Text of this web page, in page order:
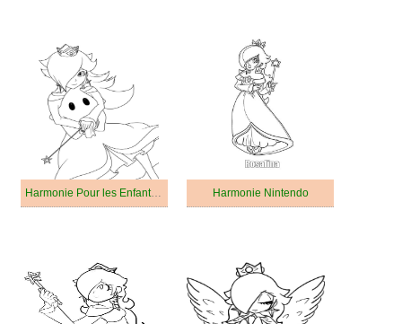
Harmonie Pour les Enfants de 2 Ans Harmonie Nintendo